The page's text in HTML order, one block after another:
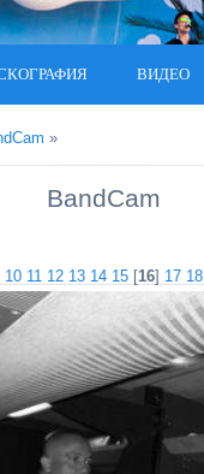
ВИДЕО
»
BandCam
10 11 12 13 14 15[16] 17 18